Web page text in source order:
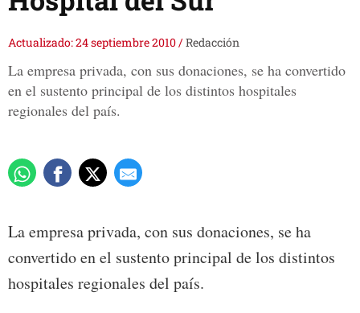
Actualizado: 24 septiembre 2010/Redacción
La empresa privada, con sus donaciones, se ha convertido
en el sustento principal de los distintos hospitales
regionales del país.
La empresa privada, con sus donaciones, se ha
convertido en el sustento principal de los distintos
hospitales regionales del país.